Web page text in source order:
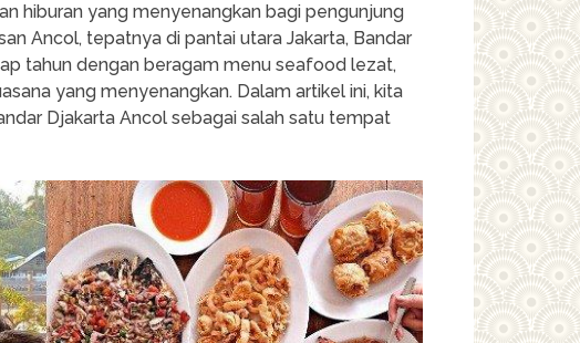
hiburan yang menyenangkan bagi pengunjung
Ancol, tepatnya di pantai utara Jakarta, Bandar
tahun dengan beragam menu seafood lezat,
yang menyenangkan. Dalam artikel ini, kita
Djakarta Ancol sebagai salah satu tempat